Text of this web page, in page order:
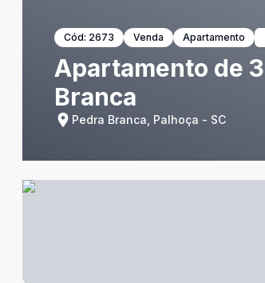
Cód: 2673 Venda Apartamento
Apartamento de
Branca
Pedra Branca, Palhoça - SC